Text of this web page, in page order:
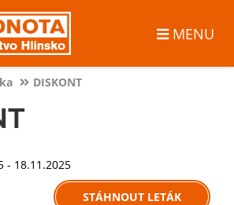
MENU
DISKONT
- 18.11.2025
STÁHNOUT LETÁK